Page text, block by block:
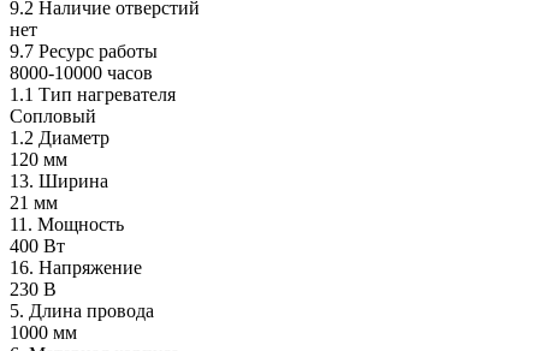
9.2 Наличие отверстий
нет
9.7 Ресурс работы
8000-10000 часов
1.1 Тип нагревателя
Сопловый
1.2 Диаметр
120 мм
13. Ширина
21 мм
11. Мощность
400 Вт
16. Напряжение
230 В
5. Длина провода
1000 мм